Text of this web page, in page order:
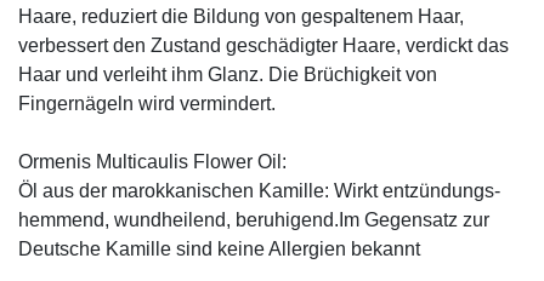
Haare, reduziert die Bildung von gespaltenem Haar,
verbessert den Zustand geschädigter Haare, verdickt das
Haar und verleiht ihm Glanz. Die Brüchigkeit von
Fingernägeln wird vermindert.
Ormenis Multicaulis Flower Oil:
Öl aus der marokkanischen Kamille: Wirkt entzündungs-
hemmend, wundheilend, beruhigend.Im Gegensatz zur
Deutsche Kamille sind keine Allergien bekannt